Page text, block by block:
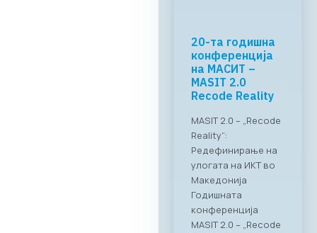
МАСИТ и
RAGUSA Group:
„CONNECT &
TASTE“
реализиран
„CONNECT & TASTE“:
Нови стандарди за
деловно
вмрежување на ИКТ
секторот Во
прекрасниот
амбиент на